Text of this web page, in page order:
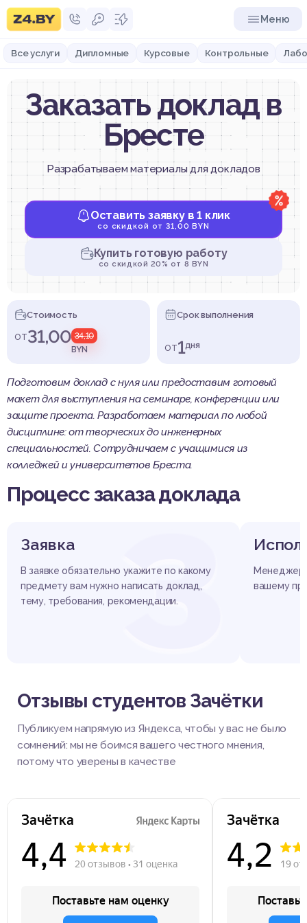
Меню
Все услуги Дипломные Курсовые Контрольные
Заказать доклад в
Бресте
Разрабатываем материалы для докладов
Оставить заявку в 1 клик
со скидкой от 31,00 BYN
Купить готовую работу
со скидкой 20% от 8 BYN
Стоимость
от31,00 34,10
BYN
Срок выполнения
от1дня
Подготовим доклад с нуля или предоставим готовый
макет для выступления на семинаре, конференции или
защите проекта. Разработаем материал по любой
дисциплине: от творческих до инженерных
специальностей. Сотрудничаем с учащимися из
колледжей и университетов Бреста.
Процесс заказа доклада
З
Заявка
В заявке обязательно укажите по какому
предмету вам нужно написать доклад,
тему, требования, рекомендации.
Менеджер
вашему
Отзывы студентов Зачётки
Публикуем напрямую из Яндекса, чтобы у вас не было
сомнений: мы не боимся вашего честного мнения,
потому что уверены в качестве